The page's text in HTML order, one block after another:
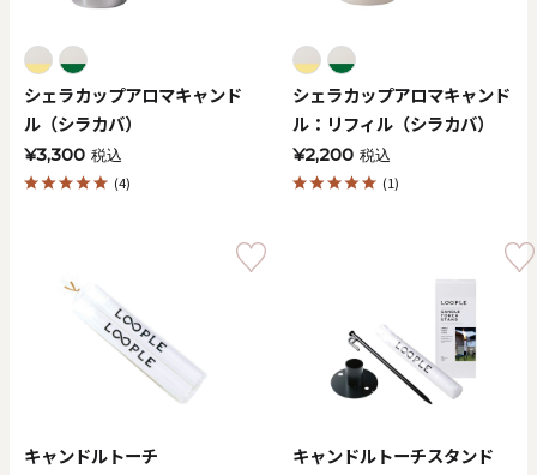
シェラカップアロマキャンド
ル（シラカバ）
¥3,300 税込
(4)
シェラカップアロマキャンド
ル：リフィル（シラカバ）
¥2,200 税込
(1)
キャンドルトーチ キャンドルトーチスタンド